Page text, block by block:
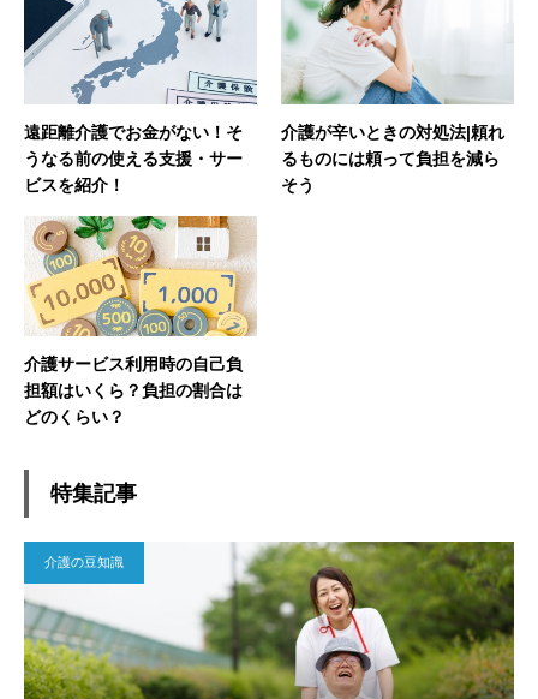
遠距離介護でお金がない！そ
うなる前の使える支援・サー
ビスを紹介！
介護が辛いときの対処法|頼れ
るものには頼って負担を減ら
そう
介護サービス利用時の自己負
担額はいくら？負担の割合は
どのくらい？
特集記事
介護の豆知識